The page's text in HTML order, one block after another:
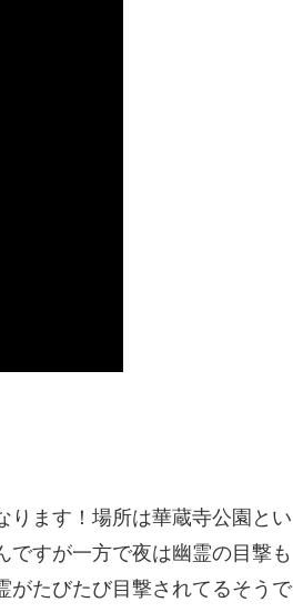
ります！場所は華蔵寺公園とい
すが一方で夜は幽霊の目撃も
がたびたび目撃されてるそうで